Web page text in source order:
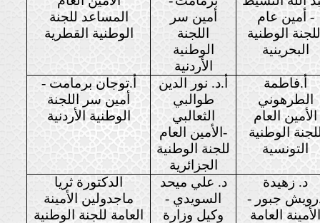
المساعد للجنة
الوطنية القطرية
أمين سر
اللجنة
الوطنية
الأردنية
- أمين عام
الوطنية
البحرينية
أ.توجان برمامت -
أمين سر اللجنة
الوطنية الأردنية
أ.د. نور الدين
طوالبي
الثعالبي
-الأمين العام
للجنة الوطنية
الجزائرية
أ.فاطمة
الطرهوني
الأمين العام
الوطنية
التونسية
الدكتورة ثريا
ماجدولين الأمينة
العامة للجنة الوطنية
د. علي ميحد
السويدي -
وكيل وزارة
د. زهيدة
جبور -
العامة